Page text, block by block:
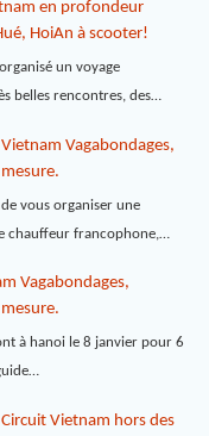
en profondeur
HoiAn à scooter!
un voyage
belles rencontres, des…
Vietnam Vagabondages,
vous organiser une
chauffeur francophone,…
Vagabondages,
à hanoi le 8 janvier pour 6
Circuit Vietnam hors des